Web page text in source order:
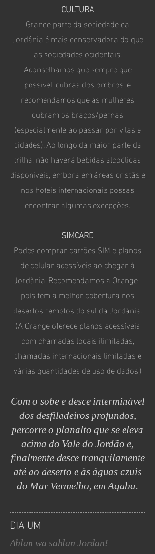
Com o sobe e desce interminável
dos desfiladeiros profundos,
percorre o planalto que se eleva
acima do Vale do Jordão e,
finalmente desce tranquilamente
até ao deserto e às águas azuis
do Mar Vermelho, em Aqaba.
CULTURA
Grande parte da sociedade da
Jordânia é mais conservadora do que
as sociedades ocidentais.
Aconselhamos que sempre que
possível, cubras dos ombros, e
recomendamos que as mulheres
cubram os braços/pernas
(especialmente ao passar por vilas e
cidades). Ao longo da maior parte da
trilha, não haverá bebidas alcoólicas
disponíveis, embora em áreas cristãs e
nos hoteis internacionais possas
encontrar algumas excepções.
SIMCARD
Podes comprar cartões SIM e planos
de celular acessíveis ao chegar à
Jordânia. Recomendamos a Orange ,
pois tem a melhor cobertura nos
desertos remotos do sul da Jordânia.
(A Orange oferece planos acessíveis
com chamadas locais ilimitadas,
chamadas internacionais limitadas e
várias quantidades de uso de dados.)
DIA UM
Ahlan wa sahlan Jordan!